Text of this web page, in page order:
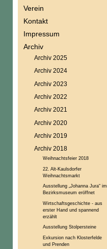
Verein
Kontakt
Impressum
Archiv
Archiv 2025
Archiv 2024
Archiv 2023
Archiv 2022
Archiv 2021
Archiv 2020
Archiv 2019
Archiv 2018
Weihnachtsfeier 2018
22. Alt-Kaulsdorfer
Weihnachtsmarkt
Ausstellung „Johanna Jura“ im
Bezirksmuseum eröffnet
Wirtschaftsgeschichte - aus
erster Hand und spannend
erzählt
Ausstellung Stolpersteine
Exkursion nach Klosterfelde
und Prenden